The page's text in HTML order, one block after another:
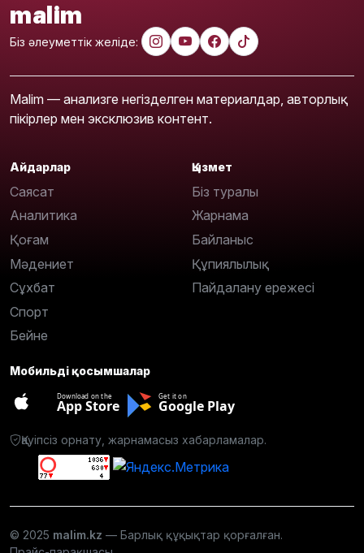
malim
Біз әлеуметтік желіде:
Malim — анализге негізделген материалдар, авторлық
пікірлер мен эксклюзив контент.
Айдарлар
Саясат
Аналитика
Қоғам
Мәдениет
Сұхбат
Спорт
Бейне
Қызмет
Біз туралы
Жарнама
Байланыс
Құпиялылық
Пайдалану ережесі
Мобильді қосымшалар
Download on the
App Store
Get it on
Google Play
Қауіпсіз орнату, жарнамасыз хабарламалар.
© 2025 malim.kz — Барлық құқықтар қорғалған.